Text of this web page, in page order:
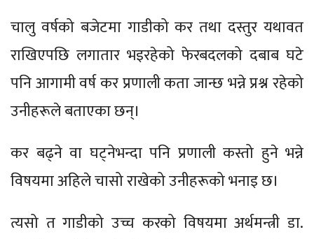
चालु वर्षको बजेटमा गाडीको कर तथा दस्तुर यथावत
राखिएपछि लगातार भइरहेको फेरबदलको दबाब घटे
पनि आगामी वर्ष कर प्रणाली कता जान्छ भन्ने प्रश्न रहेको
उनीहरूले बताएका छन्।
कर बढ्ने वा घट्नेभन्दा पनि प्रणाली कस्तो हुने भन्ने
विषयमा अहिले चासो राखेको उनीहरूको भनाइ छ।
त्यसो त गाडीको उच्च करको विषयमा अर्थमन्त्री डा.